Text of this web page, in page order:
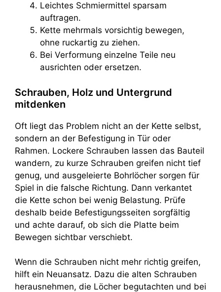
Leichtes Schmiermittel sparsam
auftragen.
Kette mehrmals vorsichtig bewegen,
ohne ruckartig zu ziehen.
Bei Verformung einzelne Teile neu
ausrichten oder ersetzen.
Schrauben, Holz und Untergrund
mitdenken
Oft liegt das Problem nicht an der Kette selbst,
sondern an der Befestigung in Tür oder
Rahmen. Lockere Schrauben lassen das Bauteil
wandern, zu kurze Schrauben greifen nicht tief
genug, und ausgeleierte Bohrlöcher sorgen für
Spiel in die falsche Richtung. Dann verkantet
die Kette schon bei wenig Belastung. Prüfe
deshalb beide Befestigungsseiten sorgfältig
und achte darauf, ob sich die Platte beim
Bewegen sichtbar verschiebt.
Wenn die Schrauben nicht mehr richtig greifen,
hilft ein Neuansatz. Dazu die alten Schrauben
herausnehmen, die Löcher begutachten und bei